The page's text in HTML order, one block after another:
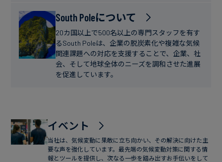
フ
ァ
イ
ナ
ン
ー
ス
South Poleについて
20カ国以上で500名以上の専門スタッフを有す
るSouth Poleは、企業の脱炭素化や複雑な気候
関連課題への対応を支援することで、企業、社
会、そして地球全体のニーズを調和させた進展
を促進しています。
イベント
当社は、気候変動に果敢に立ち向かい、その解決に向けた主
要な声を強化しています。最先端の気候変動対策に関する情
報とツールを提供し、次なる一歩を踏み出すお手伝いをして